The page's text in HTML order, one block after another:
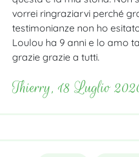
vorrei ringraziarvi perché
testimonianze non ho
Loulou ha 9 anni e lo amo
grazie grazie a tutti.
Thierry, 18 Luglio